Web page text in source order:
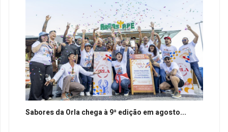
Sabores da Orla chega à 9ª edição em agosto...